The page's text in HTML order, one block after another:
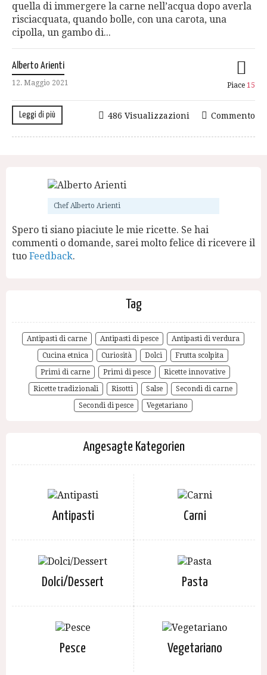
quella di immergere la carne nell’acqua dopo averla
risciacquata, quando bolle, con una carota, una
cipolla, un gambo di...
Alberto Arienti
12. Maggio 2021 Piace 15
Leggi di più Commento
486 Visualizzazioni
Chef Alberto Arienti
Spero ti siano piaciute le mie ricette. Se hai
commenti o domande, sarei molto felice di ricevere il
tuo Feedback.
Tag
Antipasti di carne Antipasti di pesce
Antipasti di verdura
Cucina etnica
Curiosità Dolci
Frutta scolpita
Primi di carne
Primi di pesce
Ricette innovative
Ricette tradizionali
Risotti Salse
Secondi di carne
Secondi di pesce
Vegetariano
Angesagte Kategorien
Antipasti Carni
Dolci/Dessert Pasta
Pesce Vegetariano